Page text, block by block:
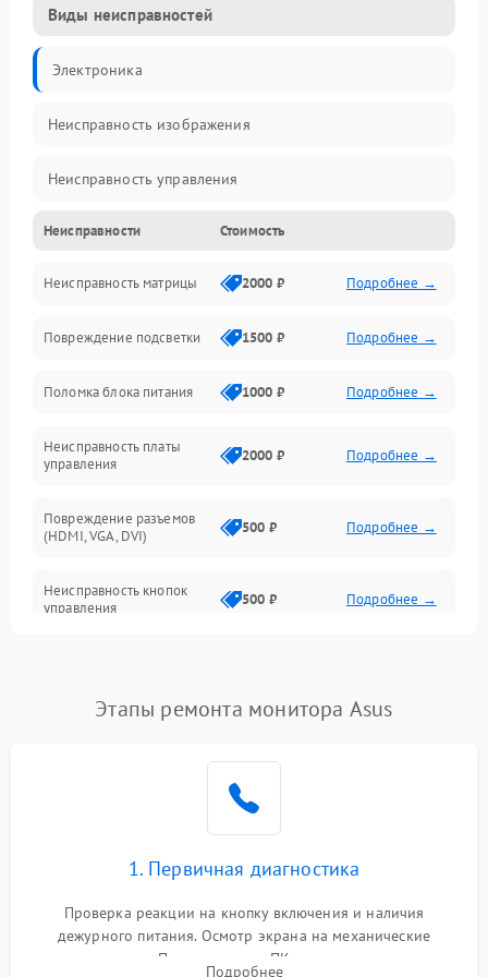
Виды неисправностей
Электроника
Неисправность изображения
Неисправность управления
Неисправность интерфейсов
Прочие неисправности
Неисправность звука
Механические повреждения
Неисправности Стоимость
Неисправность матрицы 2000 ₽ Подробнее →
Повреждение подсветки 1500 ₽ Подробнее →
Поломка блока питания 1000 ₽ Подробнее →
Неисправность платы
управления
2000 ₽ Подробнее →
Повреждение разъемов
(HDMI, VGA, DVI)
500 ₽ Подробнее →
Неисправность кнопок
управления
500 ₽ Подробнее →
Повреждение кабеля
1000 ₽
Поломка системы
автоматического
1000 ₽ Подробнее →
Неисправность системы
1000 ₽
Этапы ремонта монитора Asus
1. Первичная диагностика
Проверка реакции на кнопку включения и наличия
дежурного питания. Осмотр экрана на механические
повреждения. Подключение к ПК для оценки вывода
Подробнее